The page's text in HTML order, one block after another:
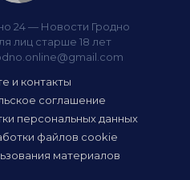
24 — Новости Гродно
лиц старше 18 лет
и контакты
соглашение
персональных данных
файлов cookie
материалов